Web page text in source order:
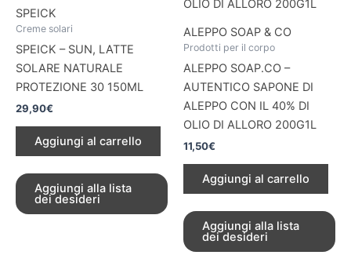
SPEICK
Creme solari
SPEICK – SUN, LATTE
SOLARE NATURALE
PROTEZIONE 30 150ML
29,90€
Aggiungi al carrello
Aggiungi alla lista
dei desideri
ALEPPO SOAP & CO
Prodotti per il corpo
ALEPPO SOAP.CO –
AUTENTICO SAPONE DI
ALEPPO CON IL 40% DI
OLIO DI ALLORO 200G1L
11,50€
Aggiungi al carrello
Aggiungi alla lista
dei desideri